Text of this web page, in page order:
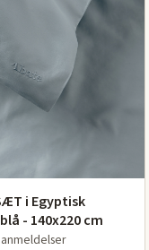
i Egyptisk
- 140x220 cm
anmeldelser